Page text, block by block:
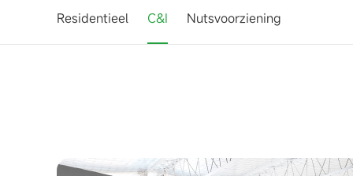
Residentieel C&I Nutsvoorziening